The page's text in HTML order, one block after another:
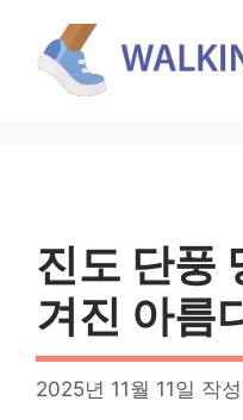
진도 단풍
겨진 아름
2025년 11월 11일 작